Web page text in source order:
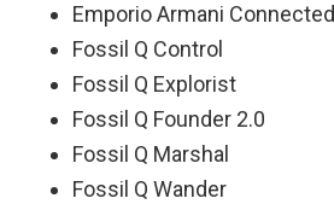
Emporio Armani Connected
Fossil Q Control
Fossil Q Explorist
Fossil Q Founder 2.0
Fossil Q Marshal
Fossil Q Wander